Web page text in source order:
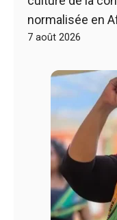
normalisée en
7 août 2026